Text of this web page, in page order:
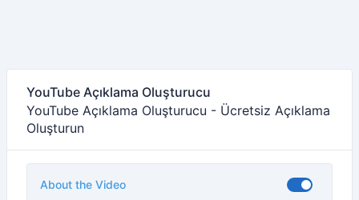
YouTube Açıklama Oluşturucu
YouTube Açıklama Oluşturucu - Ücretsiz Açıklama
Oluşturun
About the Video